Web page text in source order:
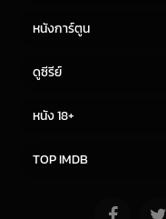
หนังการ์ตูน
ดูซีรีย์
หนัง 18+
TOP IMDB